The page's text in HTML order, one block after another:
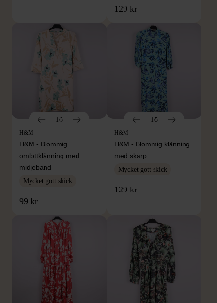
129 kr
1/5
H&M
H&M - Blommig
omlottklänning med
midjeband
Mycket gott skick
99 kr
1/5
H&M
H&M - Blommig klänning
med skärp
Mycket gott skick
129 kr